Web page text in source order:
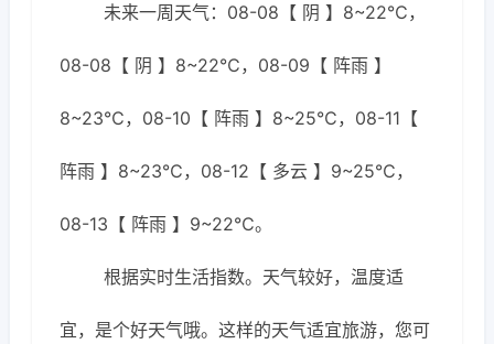
未来一周天气：08-08【 阴 】8~22℃，
08-08【 阴 】8~22℃，08-09【 阵雨 】
8~23℃，08-10【 阵雨 】8~25℃，08-11【
阵雨 】8~23℃，08-12【 多云 】9~25℃，
08-13【 阵雨 】9~22℃。
根据实时生活指数。天气较好，温度适
宜，是个好天气哦。这样的天气适宜旅游，您可